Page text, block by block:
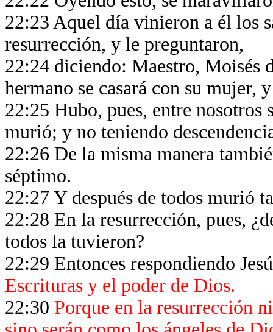
22:23 Aquel día vinieron a él los
resurrección, y le preguntaron,
22:24 diciendo: Maestro, Moisés
hermano se casará con su mujer,
22:25 Hubo, pues, entre nosotros
murió; y no teniendo
22:26 De la misma manera
séptimo.
22:27 Y después de todos murió
22:28 En la resurrección, pues,
todos la tuvieron?
22:29 Entonces respondiendo
Escrituras y el poder de Dios.
22:30 Porque en la resurrección